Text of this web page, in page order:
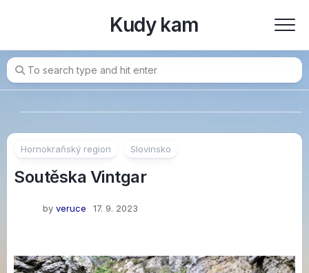
Kudy kam
Hornokraňský region Slovinsko
Soutěska Vintgar
by veruce 17. 9. 2023